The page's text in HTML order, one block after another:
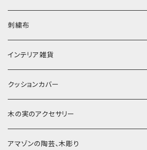
〜180cm
80-90-
-70-
小型布 コースター・カフェマット・ポットマット
小型マット（正方形）
小型マット（長方形）
細長布 ロング テーブルランナー
草木染めと泥染め
帆布の泥染め
ポシェット・ポーチ・巾着
ポシェット・ショルダー
ポーチ・丸ポーチ・クラッチバッグ
パッチワーク
その他
ブックカバー
刺繍布
大判刺繍腰巻
大判泥染め刺繍
小型・中型刺繍雑貨
インテリア雑貨
額装・木枠・パネル
テーブルコーディネート
コースター
クッションカバー
小さめ 35cmより
40〜43cm
木の実のアクセサリー
アマゾンの陶芸、木彫り